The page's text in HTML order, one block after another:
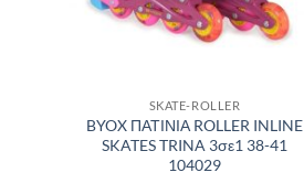
SKATE-ROLLER
BYOX ΠΑΤΙΝΙΑ ROLLER INLINE
SKATES TRINA 3σε1 38-41
104029